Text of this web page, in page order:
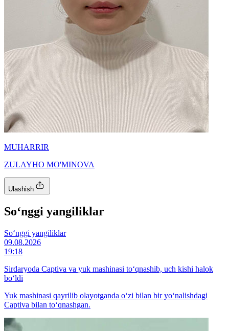
MUHARRIR
ZULAYHO MO'MINOVA
Ulashish
So‘nggi yangiliklar
So‘nggi yangiliklar
09.08.2026
19:18
Sirdaryoda Captiva va yuk mashinasi to‘qnashib, uch kishi halok
bo‘ldi
Yuk mashinasi qayrilib olayotganda o‘zi bilan bir yo‘nalishdagi
Captiva bilan to‘qnashgan.